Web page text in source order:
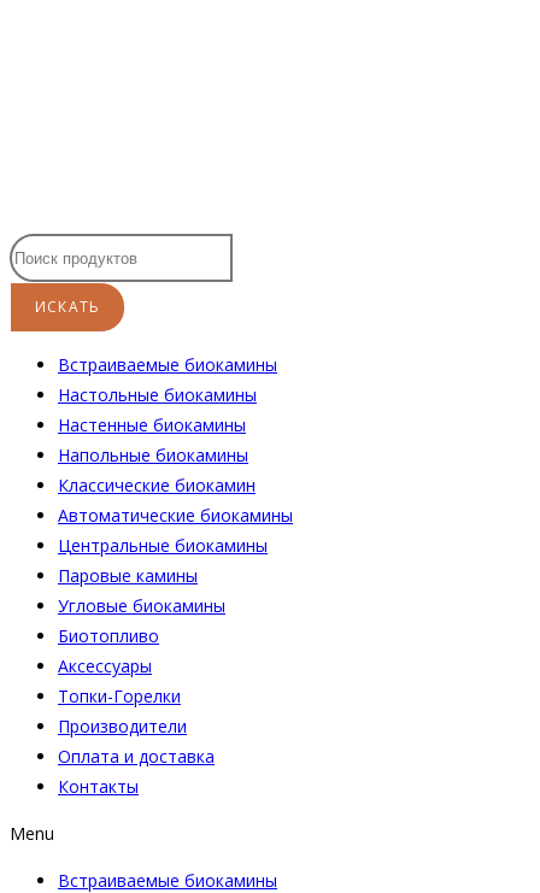
Встраиваемые биокамины
Настoльные биокамины
Настенные биокамины
Напольные биокамины
Классические биокамин
Автоматические биокамины
Центральные биокамины
Паровые камины
Угловые биокамины
Биотопливо
Аксессуары
Топки-Горелки
Производители
Оплата и доставка
Контакты
Menu
Встраиваемые биокамины